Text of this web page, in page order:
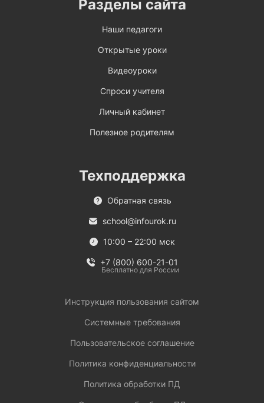
Разделы сайта
Наши педагоги
Открытые уроки
Видеоуроки
Спроси учителя
Личный кабинет
Полезное родителям
Техподдержка
Обратная связь
school@infourok.ru
10:00 – 22:00 мск
+7 (800) 600-21-01
Бесплатно для России
Инструкция пользования сайтом
Системные требования
Пользовательское соглашение
Политика конфиденциальности
Политика обработки ПД